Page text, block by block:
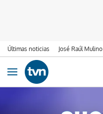
Últimas noticias José Raúl Mulino
Ir al contenido
Obrir navegació